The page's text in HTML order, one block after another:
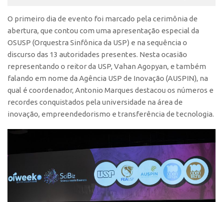
PRPI/USP
Comunicação
Eventos
Agenda AUSPIN
Fala Inovação
Premiações
Edição 2021
Edição 2019
Edição 2017
O primeiro dia de evento foi marcado pela cerimônia de
abertura, que contou com uma apresentação especial da
OSUSP (Orquestra Sinfônica da USP) e na sequência o
discurso das 13 autoridades presentes. Nesta ocasião
representando o reitor da USP, Vahan Agopyan, e também
falando em nome da Agência USP de Inovação (AUSPIN), na
qual é coordenador, Antonio Marques destacou os números e
recordes conquistados pela universidade na área de
inovação, empreendedorismo e transferência de tecnologia.